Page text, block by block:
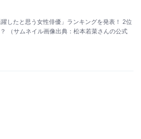
したと思う女性俳優」ランキングを発表！ 2位
（サムネイル画像出典：松本若菜さんの公式